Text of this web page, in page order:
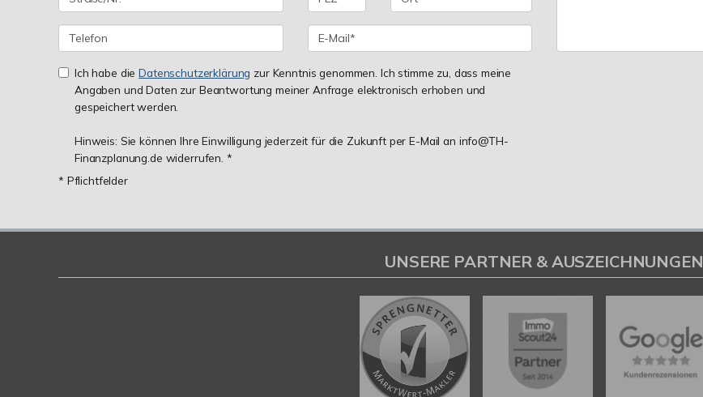
Ich habe dieDatenschutzerklärung zur Kenntnis genommen. Ich stimme zu, dass meine
Angaben und Daten zur Beantwortung meiner Anfrage elektronisch erhoben und
gespeichert werden.
Hinweis: Sie können Ihre Einwilligung jederzeit für die Zukunft per E-Mail an info@TH-
Finanzplanung.de widerrufen. *
* Pflichtfelder
UNSERE PARTNER & AUSZEICHNUNGEN